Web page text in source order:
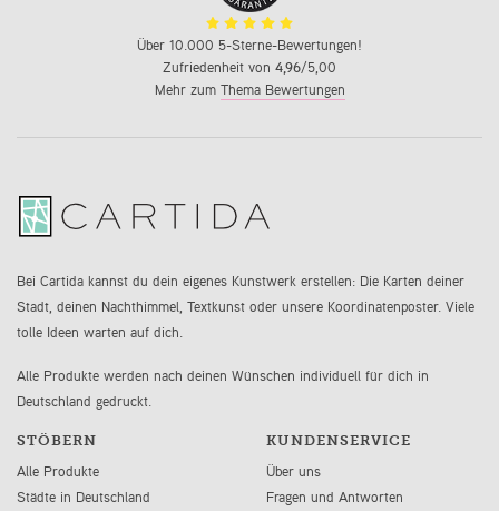
Über 10.000 5-Sterne-Bewertungen!
Zufriedenheit von 4,96/5,00
Mehr zum Thema Bewertungen
Bei Cartida kannst du dein eigenes Kunstwerk erstellen: Die Karten deiner
Stadt, deinen Nachthimmel, Textkunst oder unsere Koordinatenposter. Viele
tolle Ideen warten auf dich.
Alle Produkte werden nach deinen Wünschen individuell für dich in
Deutschland gedruckt.
STÖBERN
Alle Produkte
Städte in Deutschland
KUNDENSERVICE
Über uns
Fragen und Antworten